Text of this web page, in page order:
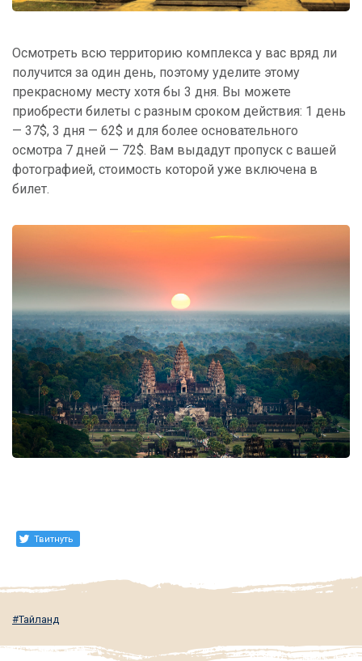
Осмотреть всю территорию комплекса у вас вряд ли
получится за один день, поэтому уделите этому
прекрасному месту хотя бы 3 дня. Вы можете
приобрести билеты с разным сроком действия: 1 день
— 37$, 3 дня — 62$ и для более основательного
осмотра 7 дней — 72$. Вам выдадут пропуск с вашей
фотографией, стоимость которой уже включена в
билет.
Твитнуть
Тайланд